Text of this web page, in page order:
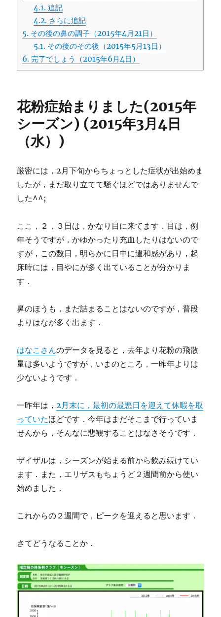
4.1. 追記
4.2. さらに追記
5. その後の鼻の調子（2015年4月21日）
5.1. その後のその後（2015年5月13日）
6. 完了でしょう（2015年6月4日）
花粉症始まりました(2015年
シーズン) (2015年3月4日
（水）)
厳密には，2月下旬からちょっとした症状が出始めま
したが，まだ取り立てて騒ぐほどではありませんで
した^^;
ここ，２，３日は，かなり目に来てます．目は，例
年そうですが，かゆかったり充血したりはないので
すが，この数日，明らかに日中に違和感があり，起
床時には，目やにが多く出ていることが分かりま
す．
鼻のほうも，まだ詰まることはないのですが，普段
よりはなが多く出ます．
はなこさんのデータを見ると，去年より花粉の飛散
量は多いようですが，いまのところ，一昨年よりは
少ないようです．
一昨年は，2月末に，最初の最悪日を迎えて休暇を取
っていたほどです．今年はまだそこまで行っていま
せんから，そんなに悲観することはなさそうです．
ザイザルは，シーズンが始まる前から飲み続けてい
ます．また，エリザスもちょうど２週間前から使い
始めました．
これからの２週間で，ピークを迎えると思います．
さてどうなることか．